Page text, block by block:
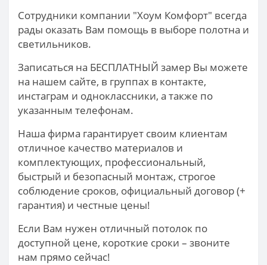
Сотрудники компании "Хоум Комфорт" всегда
рады оказать Вам помощь в выборе полотна и
светильников.
Записаться на БЕСПЛАТНЫЙ замер Вы можете
на нашем сайте, в группах в контакте,
инстаграм и одноклассники, а также по
указанным телефонам.
Наша фирма гарантирует своим клиентам
отличное качество материалов и
комплектующих, профессиональный,
быстрый и безопасный монтаж, строгое
соблюдение сроков, официальный договор (+
гарантия) и честные цены!
Если Вам нужен отличный потолок по
доступной цене, короткие сроки – звоните
нам прямо сейчас!